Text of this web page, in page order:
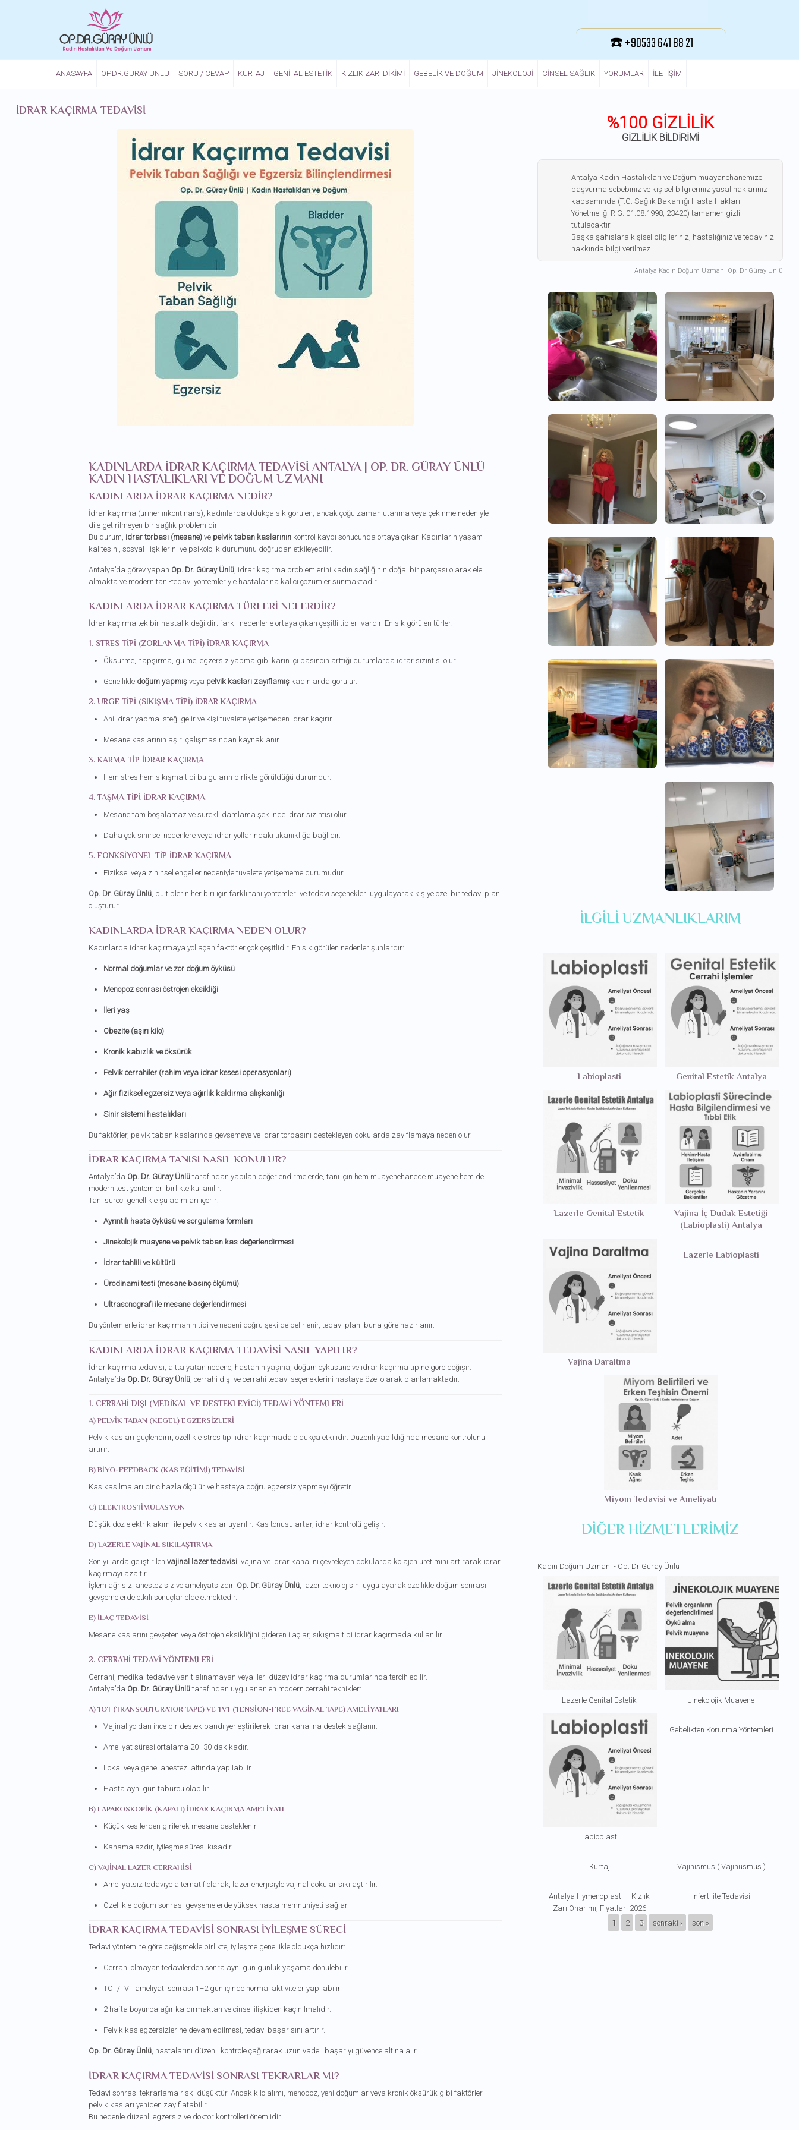
☎️ +90533 641 88 21
ANASAYFA OP.DR.GÜRAY ÜNLÜ SORU / CEVAP KÜRTAJ GENITAL ESTETIK KIZLIK ZARI DIKIMI GEBELIK VE DOĞUM JINEKOLOJI CINSEL SAĞLIK YORUMLAR ILETIŞIM
İDRAR KAÇIRMA TEDAVISI
KADINLARDA İDRAR KAÇIRMA TEDAVISI ANTALYA | OP. DR. GÜRAY ÜNLÜ
KADIN HASTALIKLARI VE DOĞUM UZMANI
KADINLARDA İDRAR KAÇIRMA NEDIR?
İdrar kaçırma (üriner inkontinans), kadınlarda oldukça sık görülen, ancak çoğu zaman utanma veya çekinme nedeniyle
dile getirilmeyen bir sağlık problemidir.
Bu durum, idrar torbası (mesane)ve pelvik taban kaslarınınkontrol kaybı sonucunda ortaya çıkar. Kadınların yaşam
kalitesini, sosyal ilişkilerini ve psikolojik durumunu doğrudan etkileyebilir.
Antalya’da görev yapan Op. Dr. Güray Ünlü, idrar kaçırma problemlerini kadın sağlığının doğal bir parçası olarak ele
almakta ve modern tanı-tedavi yöntemleriyle hastalarına kalıcı çözümler sunmaktadır.
KADINLARDA İDRAR KAÇIRMA TÜRLERI NELERDIR?
İdrar kaçırma tek bir hastalık değildir; farklı nedenlerle ortaya çıkan çeşitli tipleri vardır. En sık görülen türler:
1. STRES TIPI (ZORLANMA TIPI) İDRAR KAÇIRMA
Öksürme, hapşırma, gülme, egzersiz yapma gibi karın içi basıncın arttığı durumlarda idrar sızıntısı olur.
Genellikle doğum yapmışveya pelvik kasları zayıflamışkadınlarda görülür.
2. URGE TIPI (SIKIŞMA TIPI) İDRAR KAÇIRMA
Ani idrar yapma isteği gelir ve kişi tuvalete yetişemeden idrar kaçırır.
Mesane kaslarının aşırı çalışmasından kaynaklanır.
3. KARMA TIP İDRAR KAÇIRMA
Hem stres hem sıkışma tipi bulguların birlikte görüldüğü durumdur.
4. TAŞMA TIPI İDRAR KAÇIRMA
Mesane tam boşalamaz ve sürekli damlama şeklinde idrar sızıntısı olur.
Daha çok sinirsel nedenlere veya idrar yollarındaki tıkanıklığa bağlıdır.
5. FONKSIYONEL TIP İDRAR KAÇIRMA
Fiziksel veya zihinsel engeller nedeniyle tuvalete yetişememe durumudur.
Op. Dr. Güray Ünlü, bu tiplerin her biri için farklı tanı yöntemleri ve tedavi seçenekleri uygulayarak kişiye özel bir tedavi planı
oluşturur.
KADINLARDA İDRAR KAÇIRMA NEDEN OLUR?
Kadınlarda idrar kaçırmaya yol açan faktörler çok çeşitlidir. En sık görülen nedenler şunlardır:
Normal doğumlar ve zor doğum öyküsü
Menopoz sonrası östrojen eksikliği
İleri yaş
Obezite (aşırı kilo)
Kronik kabızlık ve öksürük
Pelvik cerrahiler (rahim veya idrar kesesi operasyonları)
Ağır fiziksel egzersiz veya ağırlık kaldırma alışkanlığı
Sinir sistemi hastalıkları
Bu faktörler, pelvik taban kaslarında gevşemeye ve idrar torbasını destekleyen dokularda zayıflamaya neden olur.
İDRAR KAÇIRMA TANISI NASIL KONULUR?
Antalya’da Op. Dr. Güray Ünlütarafından yapılan değerlendirmelerde, tanı için hem muayenehanede muayene hem de
modern test yöntemleri birlikte kullanılır.
Tanı süreci genellikle şu adımları içerir:
Ayrıntılı hasta öyküsü ve sorgulama formları
Jinekolojik muayene ve pelvik taban kas değerlendirmesi
İdrar tahlili ve kültürü
Ürodinami testi (mesane basınç ölçümü)
Ultrasonografi ile mesane değerlendirmesi
Bu yöntemlerle idrar kaçırmanın tipi ve nedeni doğru şekilde belirlenir, tedavi planı buna göre hazırlanır.
KADINLARDA İDRAR KAÇIRMA TEDAVISI NASIL YAPILIR?
İdrar kaçırma tedavisi, altta yatan nedene, hastanın yaşına, doğum öyküsüne ve idrar kaçırma tipine göre değişir.
Antalya’da Op. Dr. Güray Ünlü, cerrahi dışı ve cerrahi tedavi seçeneklerini hastaya özel olarak planlamaktadır.
1. CERRAHI DIŞI (MEDIKAL VE DESTEKLEYICI) TEDAVI YÖNTEMLERI
A) PELVIK TABAN (KEGEL) EGZERSIZLERI
Pelvik kasları güçlendirir, özellikle stres tipi idrar kaçırmada oldukça etkilidir. Düzenli yapıldığında mesane kontrolünü
artırır.
B) BIYO-FEEDBACK (KAS EĞITIMI) TEDAVISI
Kas kasılmaları bir cihazla ölçülür ve hastaya doğru egzersiz yapmayı öğretir.
C) ELEKTROSTIMÜLASYON
Düşük doz elektrik akımı ile pelvik kaslar uyarılır. Kas tonusu artar, idrar kontrolü gelişir.
D) LAZERLE VAJINAL SIKILAŞTIRMA
Son yıllarda geliştirilen vajinal lazer tedavisi, vajina ve idrar kanalını çevreleyen dokularda kolajen üretimini artırarak idrar
kaçırmayı azaltır.
İşlem ağrısız, anestezisiz ve ameliyatsızdır. Op. Dr. Güray Ünlü, lazer teknolojisini uygulayarak özellikle doğum sonrası
gevşemelerde etkili sonuçlar elde etmektedir.
E) İLAÇ TEDAVISI
Mesane kaslarını gevşeten veya östrojen eksikliğini gideren ilaçlar, sıkışma tipi idrar kaçırmada kullanılır.
2. CERRAHI TEDAVI YÖNTEMLERI
Cerrahi, medikal tedaviye yanıt alınamayan veya ileri düzey idrar kaçırma durumlarında tercih edilir.
Antalya’da Op. Dr. Güray Ünlütarafından uygulanan en modern cerrahi teknikler:
A) TOT (TRANSOBTURATOR TAPE) VE TVT (TENSION-FREE VAGINAL TAPE) AMELIYATLARI
Vajinal yoldan ince bir destek bandı yerleştirilerek idrar kanalına destek sağlanır.
Ameliyat süresi ortalama 20–30 dakikadır.
Lokal veya genel anestezi altında yapılabilir.
Hasta aynı gün taburcu olabilir.
B) LAPAROSKOPIK (KAPALI) İDRAR KAÇIRMA AMELIYATI
Küçük kesilerden girilerek mesane desteklenir.
Kanama azdır, iyileşme süresi kısadır.
C) VAJINAL LAZER CERRAHISI
Ameliyatsız tedaviye alternatif olarak, lazer enerjisiyle vajinal dokular sıkılaştırılır.
Özellikle doğum sonrası gevşemelerde yüksek hasta memnuniyeti sağlar.
İDRAR KAÇIRMA TEDAVISI SONRASI İYILEŞME SÜRECI
Tedavi yöntemine göre değişmekle birlikte, iyileşme genellikle oldukça hızlıdır:
Cerrahi olmayan tedavilerden sonra aynı gün günlük yaşama dönülebilir.
TOT/TVT ameliyatı sonrası 1–2 gün içinde normal aktiviteler yapılabilir.
2 hafta boyunca ağır kaldırmaktan ve cinsel ilişkiden kaçınılmalıdır.
Pelvik kas egzersizlerine devam edilmesi, tedavi başarısını artırır.
Op. Dr. Güray Ünlü, hastalarını düzenli kontrole çağırarak uzun vadeli başarıyı güvence altına alır.
İDRAR KAÇIRMA TEDAVISI SONRASI TEKRARLAR MI?
Tedavi sonrası tekrarlama riski düşüktür. Ancak kilo alımı, menopoz, yeni doğumlar veya kronik öksürük gibi faktörler
pelvik kasları yeniden zayıflatabilir.
Bu nedenle düzenli egzersiz ve doktor kontrolleri önemlidir.
%100 GİZLİLİK
GİZLİLİK BİLDİRİMİ
Antalya Kadın Hastalıkları ve Doğum muayanehanemize
başvurma sebebiniz ve kişisel bilgileriniz yasal haklarınız
kapsamında (T.C. Sağlık Bakanlığı Hasta Hakları
Yönetmeliği R.G. 01.08.1998, 23420) tamamen gizli
tutulacaktır.
Başka şahıslara kişisel bilgileriniz, hastalığınız ve tedaviniz
hakkında bilgi verilmez.
Antalya Kadın Doğum Uzmanı Op. Dr Güray Ünlü
İLGILI UZMANLIKLARIM
Labioplasti Genital Estetik Antalya
Lazerle Genital Estetik
Vajina İç Dudak Estetiği
(Labioplasti) Antalya
Vajina Daraltma
Lazerle Labioplasti
Miyom Tedavisi ve Ameliyatı
DIĞER HIZMETLERIMIZ
Kadın Doğum Uzmanı - Op. Dr Güray Ünlü
Lazerle Genital Estetik Jinekolojik Muayene
Labioplasti
Gebelikten Korunma Yöntemleri
Kürtaj Vajinismus ( Vajinusmus )
Antalya Hymenoplasti – Kızlık
Zarı Onarımı, Fiyatları 2026
infertilite Tedavisi
1 2 3 sonraki › son »